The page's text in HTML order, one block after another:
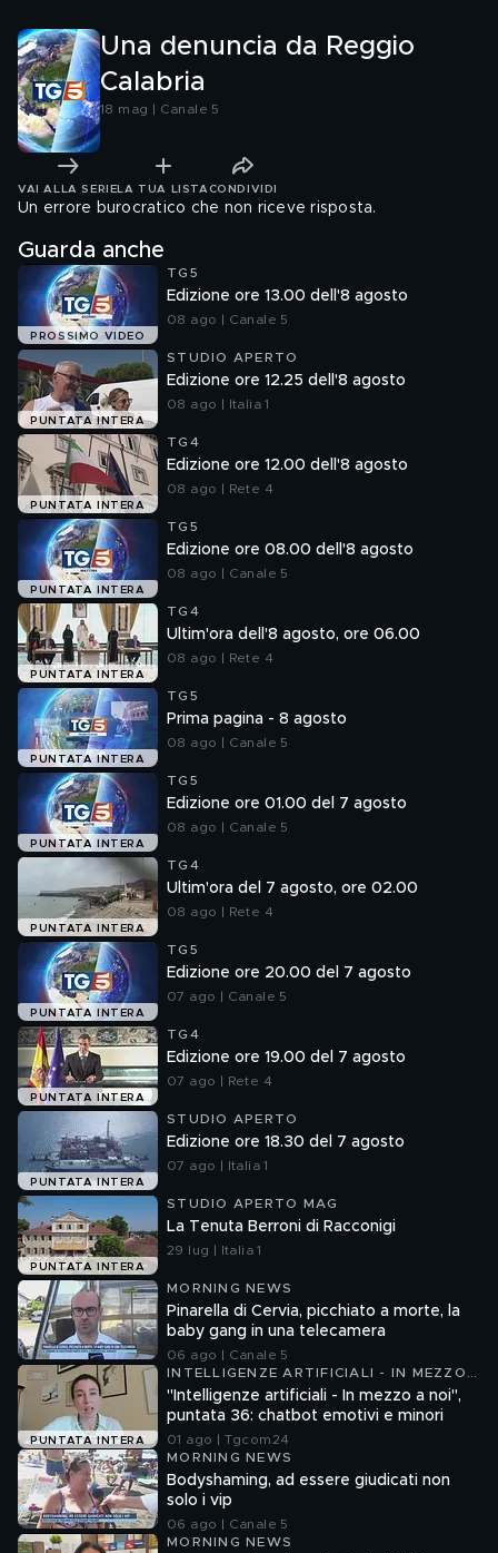
Una denuncia da Reggio
Calabria
18 mag | Canale 5
VAI ALLA SERIE LA TUA LISTA CONDIVIDI
Un errore burocratico che non riceve risposta.
Guarda anche
PROSSIMO VIDEO
TG5
Edizione ore 13.00 dell'8 agosto
08 ago | Canale 5
PUNTATA INTERA
STUDIO APERTO
Edizione ore 12.25 dell'8 agosto
08 ago | Italia 1
PUNTATA INTERA
TG4
Edizione ore 12.00 dell'8 agosto
08 ago | Rete 4
PUNTATA INTERA
TG5
Edizione ore 08.00 dell'8 agosto
08 ago | Canale 5
PUNTATA INTERA
TG4
Ultim'ora dell'8 agosto, ore 06.00
08 ago | Rete 4
PUNTATA INTERA
TG5
Prima pagina - 8 agosto
08 ago | Canale 5
PUNTATA INTERA
TG5
Edizione ore 01.00 del 7 agosto
08 ago | Canale 5
PUNTATA INTERA
TG4
Ultim'ora del 7 agosto, ore 02.00
08 ago | Rete 4
PUNTATA INTERA
TG5
Edizione ore 20.00 del 7 agosto
07 ago | Canale 5
PUNTATA INTERA
TG4
Edizione ore 19.00 del 7 agosto
07 ago | Rete 4
PUNTATA INTERA
STUDIO APERTO
Edizione ore 18.30 del 7 agosto
07 ago | Italia 1
PUNTATA INTERA
STUDIO APERTO MAG
La Tenuta Berroni di Racconigi
29 lug | Italia 1
MORNING NEWS
Pinarella di Cervia, picchiato a morte, la
baby gang in una telecamera
06 ago | Canale 5
PUNTATA INTERA
INTELLIGENZE ARTIFICIALI - IN MEZZO
A NOI
"Intelligenze artificiali - In mezzo a noi",
puntata 36: chatbot emotivi e minori
01 ago | Tgcom24
MORNING NEWS
Bodyshaming, ad essere giudicati non
solo i vip
06 ago | Canale 5
MORNING NEWS